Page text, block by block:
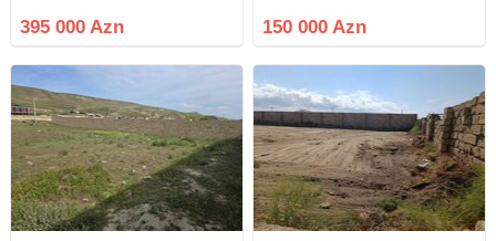
hasara alınıb və sahibkarlıq
fəaliyyəti üçün uyğundur. Sahədə
395 000 Azn 150 000 Azn